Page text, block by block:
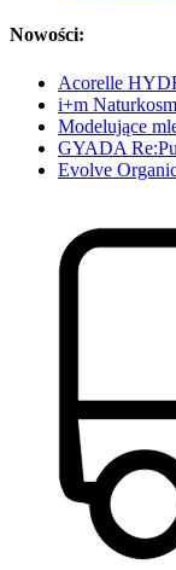
Nowości:
Acorelle
i+m
Modelujące
GYADA
Evolve